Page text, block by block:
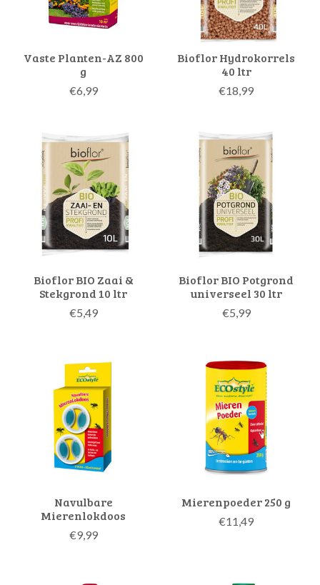
Vaste Planten-AZ 800
g
€6,99
Bioflor Hydrokorrels
40 ltr
€18,99
Bioflor BIO Zaai &
Stekgrond 10 ltr
€5,49
Bioflor BIO Potgrond
universeel 30 ltr
€5,99
Navulbare
Mierenlokdoos
€9,99
Mierenpoeder 250 g
€11,49